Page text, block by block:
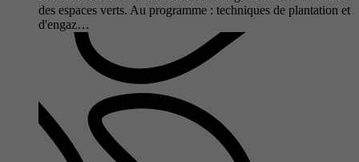
des espaces verts. Au programme : techniques de plantation et
d'engaz…